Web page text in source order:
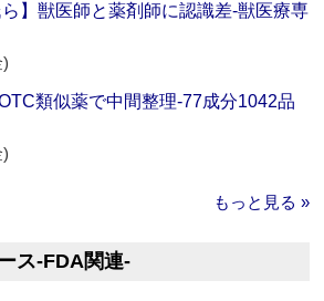
ら】獣医師と薬剤師に認識差‐獣医療専
類似薬で中間整理‐77成分1042品
もっと見る »
ス‐FDA関連‐